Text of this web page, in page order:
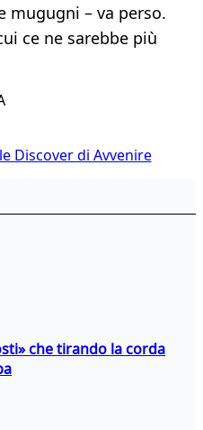
mugugni – va perso.
ce ne sarebbe più
Discover di Avvenire
che tirando la corda